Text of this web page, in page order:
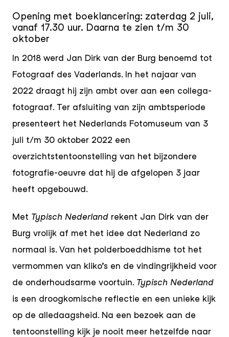
Opening met boeklancering: zaterdag 2 juli,
vanaf 17.30 uur. Daarna te zien t/m 30
oktober
In 2018 werd Jan Dirk van der Burg benoemd tot
Fotograaf des Vaderlands. In het najaar van
2022 draagt hij zijn ambt over aan een collega-
fotograaf. Ter afsluiting van zijn ambtsperiode
presenteert het Nederlands Fotomuseum van 3
juli t/m 30 oktober 2022 een
overzichtstentoonstelling van het bijzondere
fotografie-oeuvre dat hij de afgelopen 3 jaar
heeft opgebouwd.
Met Typisch Nederland rekent Jan Dirk van der
Burg vrolijk af met het idee dat Nederland zo
normaal is. Van het polderboeddhisme tot het
vermommen van kliko’s en de vindingrijkheid voor
de onderhoudsarme voortuin. Typisch Nederland
is een droogkomische reflectie en een unieke kijk
op de alledaagsheid. Na een bezoek aan de
tentoonstelling kijk je nooit meer hetzelfde naar